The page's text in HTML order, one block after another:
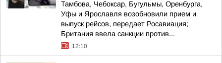
Тамбова, Чебоксар, Бугульмы, Оренбурга,
Уфы и Ярославля возобновили прием и
выпуск рейсов, передает Росавиация;
Британия ввела санкции против...
12:10